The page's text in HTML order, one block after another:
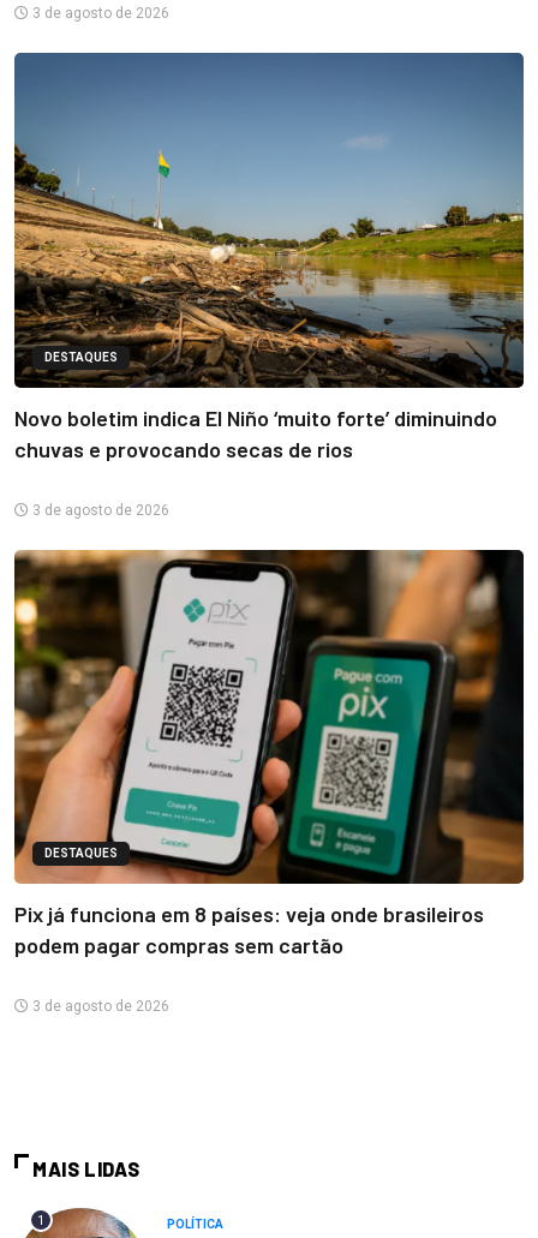
3 de agosto de 2026
DESTAQUES
Novo boletim indica El Niño ‘muito forte’ diminuindo
chuvas e provocando secas de rios
3 de agosto de 2026
DESTAQUES
Pix já funciona em 8 países: veja onde brasileiros
podem pagar compras sem cartão
3 de agosto de 2026
MAIS LIDAS
1 POLÍTICA